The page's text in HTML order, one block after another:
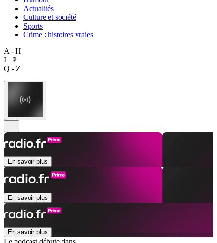
Actualités
Culture et société
Sports
Crime : histoires vraies
A - H
I - P
Q - Z
En savoir plus
En savoir plus
En savoir plus